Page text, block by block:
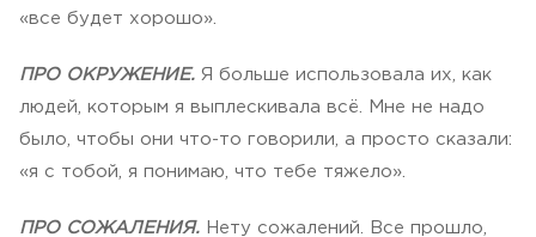
«все будет хорошо».
ПРО ОКРУЖЕНИЕ. Я больше использовала их, как
людей, которым я выплескивала всё. Мне не надо
было, чтобы они что-то говорили, а просто сказали:
«я с тобой, я понимаю, что тебе тяжело».
ПРО СОЖАЛЕНИЯ. Нету сожалений. Все прошло,